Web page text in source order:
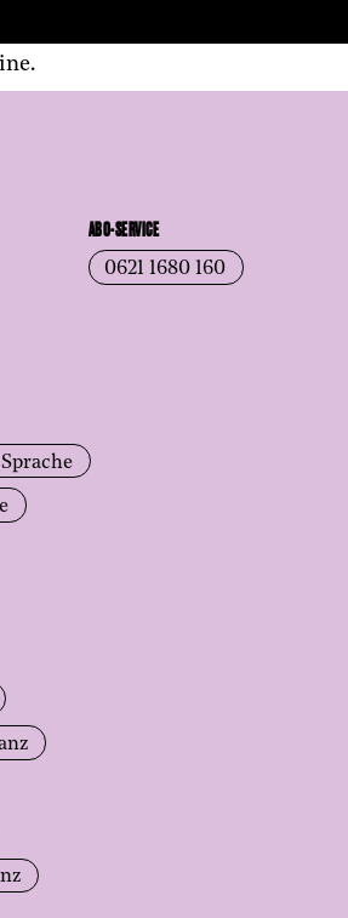
ABO-SERVICE
0621 1680 160